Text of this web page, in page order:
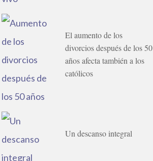
El aumento de los
divorcios después de los 50
años afecta también a los
católicos
Un descanso integral